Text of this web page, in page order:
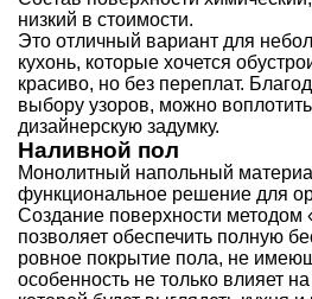
низкий в стоимости.
Это отличный вариант для
кухонь, которые хочется
красиво, но без переплат.
выбору узоров, можно
дизайнерскую задумку.
Наливной пол
Монолитный напольный
функциональное решение для
Создание поверхности методом
позволяет обеспечить полную
ровное покрытие пола, не
особенность не только влияет на